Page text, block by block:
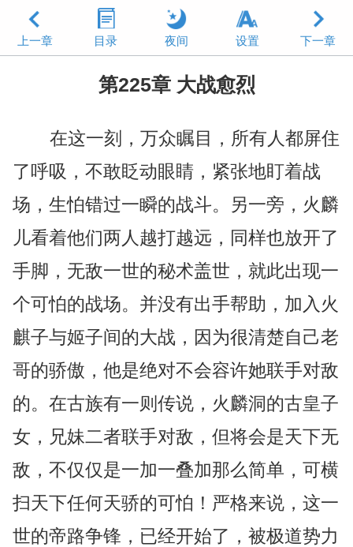
上一章 目录 夜间 设置 下一章
第225章 大战愈烈
在这一刻，万众瞩目，所有人都屏住
了呼吸，不敢眨动眼睛，紧张地盯着战
场，生怕错过一瞬的战斗。另一旁，火麟
儿看着他们两人越打越远，同样也放开了
手脚，无敌一世的秘术盖世，就此出现一
个可怕的战场。并没有出手帮助，加入火
麒子与姬子间的大战，因为很清楚自己老
哥的骄傲，他是绝对不会容许她联手对敌
的。在古族有一则传说，火麟洞的古皇子
女，兄妹二者联手对敌，但将会是天下无
敌，不仅仅是一加一叠加那么简单，可横
扫天下任何天骄的可怕！严格来说，这一
世的帝路争锋，已经开始了，被极道势力